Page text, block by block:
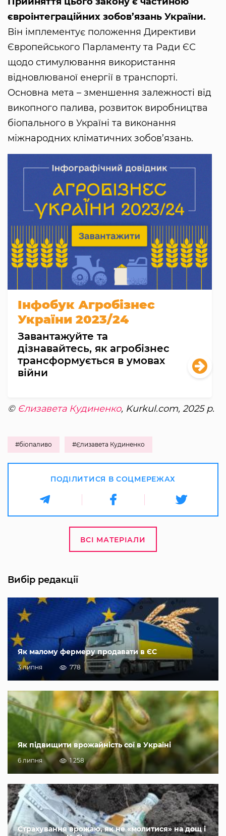
євроінтеграційних зобов’язань України.
Він імплементує положення Директиви
Європейського Парламенту та Ради ЄС
щодо стимулювання використання
відновлюваної енергії в транспорті.
Основна мета – зменшення залежності від
викопного палива, розвиток виробництва
біопального в Україні та виконання
міжнародних кліматичних зобов’язань.
Інфобук Агробізнес
України 2023/24
Завантажуйте та
дізнавайтесь, як агробізнес
трансформується в умовах
війни
© Єлизавета Кудиненко, Kurkul.com, 2025 р.
#біопаливо #Єлизавета Кудиненко
ПОДІЛИТИСЯ В СОЦМЕРЕЖАХ
ВСІ МАТЕРІАЛИ
Вибір редакції
Як малому фермеру продавати в ЄС
3 липня 778
Як підвищити врожайність сої в Україні
6 липня 1 258
Страхування врожаю, як не «молитися» на дощ і